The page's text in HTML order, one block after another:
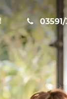
Nachricht